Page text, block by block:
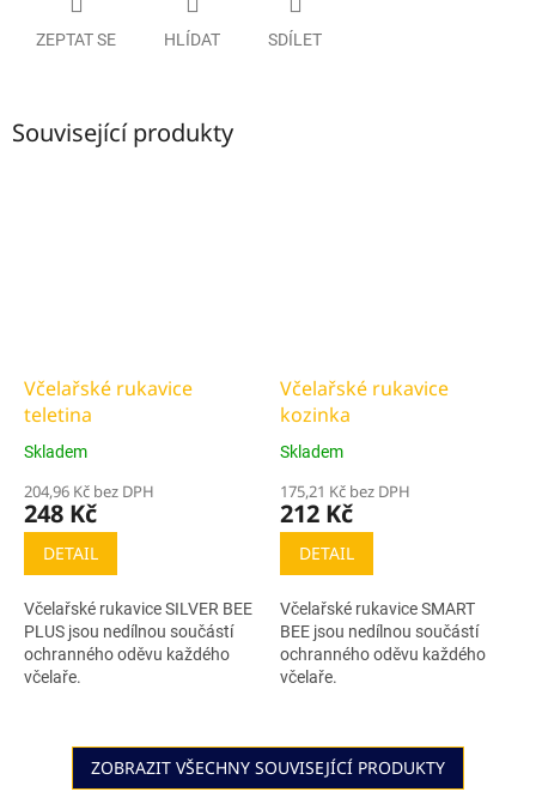
ZEPTAT SE HLÍDAT SDÍLET
Související produkty
Včelařské rukavice
teletina
Skladem
204,96 Kč bez DPH
248 Kč
DETAIL
Včelařské rukavice SILVER BEE
PLUS jsou nedílnou součástí
ochranného oděvu každého
včelaře.
Včelařské rukavice
kozinka
Skladem
175,21 Kč bez DPH
212 Kč
DETAIL
Včelařské rukavice SMART
BEE jsou nedílnou součástí
ochranného oděvu každého
včelaře.
ZOBRAZIT VŠECHNY SOUVISEJÍCÍ PRODUKTY